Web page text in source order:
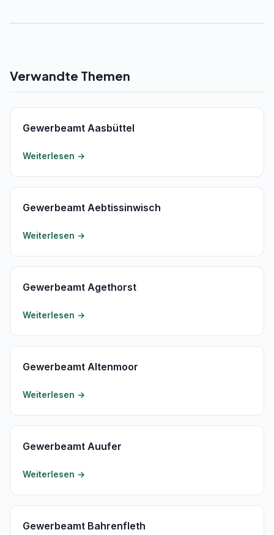
Verwandte Themen
Gewerbeamt Aasbüttel
Weiterlesen →
Gewerbeamt Aebtissinwisch
Weiterlesen →
Gewerbeamt Agethorst
Weiterlesen →
Gewerbeamt Altenmoor
Weiterlesen →
Gewerbeamt Auufer
Weiterlesen →
Gewerbeamt Bahrenfleth